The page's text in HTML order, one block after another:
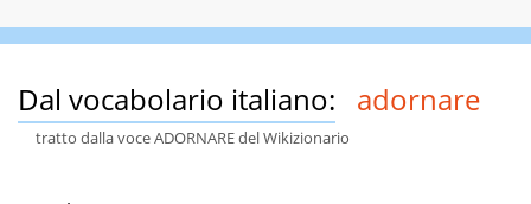
Dal vocabolario italiano: adornare
tratto dalla voce ADORNARE del Wikizionario